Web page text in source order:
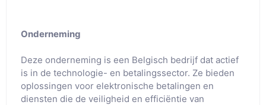
Onderneming
Deze onderneming is een Belgisch bedrijf dat actief
is in de technologie- en betalingssector. Ze bieden
oplossingen voor elektronische betalingen en
diensten die de veiligheid en efficiëntie van